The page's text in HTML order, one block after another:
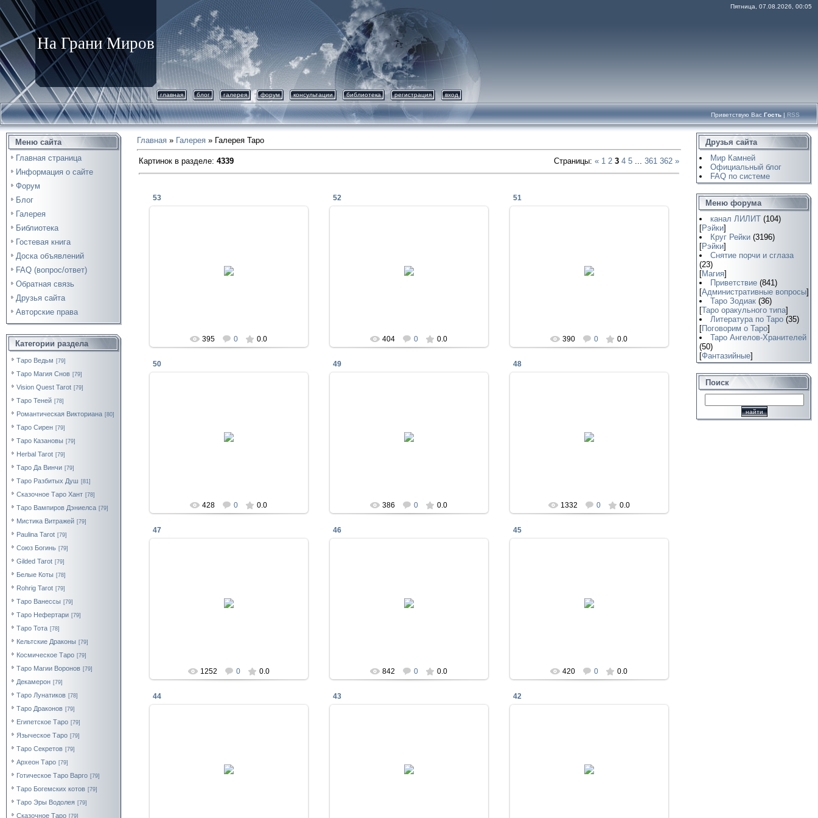
На Грани Миров
Пятница, 07.08.2026, 00:05
главная блог галерея форум консультации библиотека регистрация вход
Приветствую Вас Гость | RSS
Меню сайта
Главная страница
Информация о сайте
Форум
Блог
Галерея
Библиотека
Гостевая книга
Доска объявлений
FAQ (вопрос/ответ)
Обратная связь
Друзья сайта
Авторские права
Категории раздела
Таро Ведьм [79]
Таро Магия Снов [79]
Vision Quest Tarot [79]
Таро Теней [78]
Романтическая Викториана [80]
Таро Сирен [79]
Таро Казановы [79]
Herbal Tarot [79]
Таро Да Винчи [79]
Таро Разбитых Душ [81]
Сказочное Таро Хант [78]
Таро Вампиров Дэниелса [79]
Мистика Витражей [79]
Paulina Tarot [79]
Союз Богинь [79]
Gilded Tarot [79]
Белые Коты [78]
Rohrig Tarot [79]
Таро Ванессы [79]
Таро Нефертари [79]
Таро Тота [78]
Кельтские Драконы [79]
Космическое Таро [79]
Таро Магии Воронов [79]
Декамерон [79]
Таро Лунатиков [78]
Таро Драконов [79]
Египетское Таро [79]
Языческое Таро [79]
Таро Секретов [79]
Археон Таро [79]
Готическое Таро Варго [79]
Таро Богемских котов [79]
Таро Эры Водолея [79]
Сказочное Таро [79]
Главная » Галерея » Галерея Таро
Картинок в разделе: 4339 Страницы: « 1 2 3 4 5 ... 361 362 »
53
395 0 0.0
52
404 0 0.0
51
390 0 0.0
50
428 0 0.0
49
386 0 0.0
48
1332 0 0.0
47
1252 0 0.0
46
842 0 0.0
45
420 0 0.0
44 43 42
Друзья сайта
Мир Камней
Официальный блог
FAQ по системе
Меню форума
канал ЛИЛИТ (104)
[Рэйки]
Круг Рейки (3196)
[Рэйки]
Снятие порчи и сглаза
(23)
[Магия]
Приветствие (841)
[Административные вопросы]
Таро Зодиак (36)
[Таро оракульного типа]
Литература по Таро (35)
[Поговорим о Таро]
Таро Ангелов-Хранителей
(50)
[Фантазийные]
Поиск